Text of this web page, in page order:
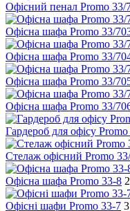
Офісний пенал Promo 33/
Офісна шафа Promo 33/
Офісна шафа Promo 33/
Офісна шафа Promo 33/
Офісна шафа Promo 33/
Гардероб для офісу
Стелаж офісний Promo
Офісна шафа Promo 33-8
Офісні шафи Promo 33-7